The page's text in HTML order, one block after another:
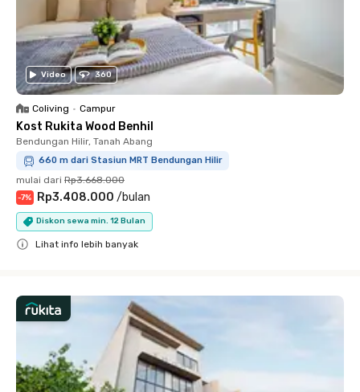
Video 360
Coliving • Campur
Kost Rukita Wood Benhil
Bendungan Hilir, Tanah Abang
660 m dari Stasiun MRT Bendungan Hilir
mulai dari Rp3.668.000
-7% Rp3.408.000 /bulan
Diskon sewa min. 12 Bulan
Lihat info lebih banyak